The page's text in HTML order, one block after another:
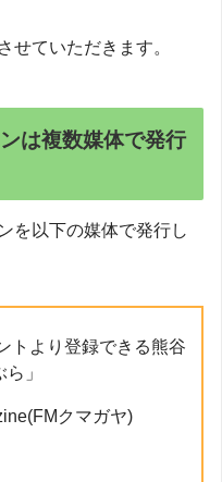
ていただきます。
は複数媒体で発行
を以下の媒体で発行し
トより登録できる熊谷
」
クマガヤ)